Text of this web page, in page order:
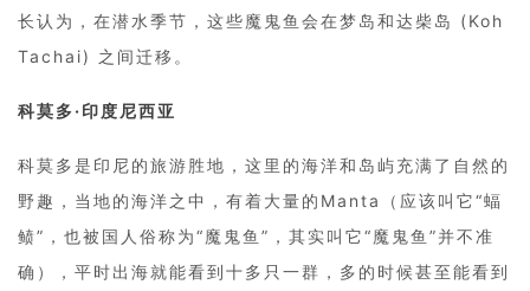
长认为，在潜水季节，这些魔鬼鱼会在梦岛和达柴岛 (Koh
Tachai) 之间迁移。
科莫多·印度尼西亚
科莫多是印尼的旅游胜地，这里的海洋和岛屿充满了自然的
野趣，当地的海洋之中，有着大量的Manta（应该叫它“蝠
鲼”，也被国人俗称为“魔鬼鱼”，其实叫它“魔鬼鱼”并不准
确），平时出海就能看到十多只一群，多的时候甚至能看到